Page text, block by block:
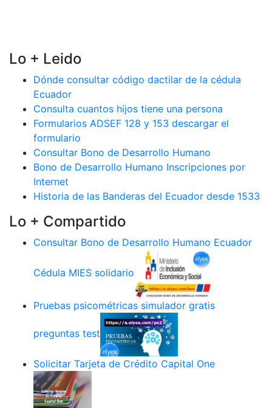
Lo + Leido
Dónde consultar código dactilar de la cédula
Ecuador
Consulta cuantos hijos tiene una persona
Formularios ADSEF 128 y 153 descargar el
formulario
Consultar Bono de Desarrollo Humano
Bono de Desarrollo Humano Inscripciones por
Internet
Historia de las Banderas del Ecuador desde 1533
Lo + Compartido
Consultar Bono de Desarrollo Humano Ecuador
Cédula MIES solidario
Pruebas psicométricas simulador gratis
preguntas test
Solicitar Tarjeta de Crédito Capital One